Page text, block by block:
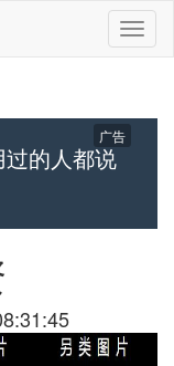
切
换
的人都说
广告